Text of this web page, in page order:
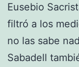
Eusebio
filtró a los
no las sabe
Sabadell